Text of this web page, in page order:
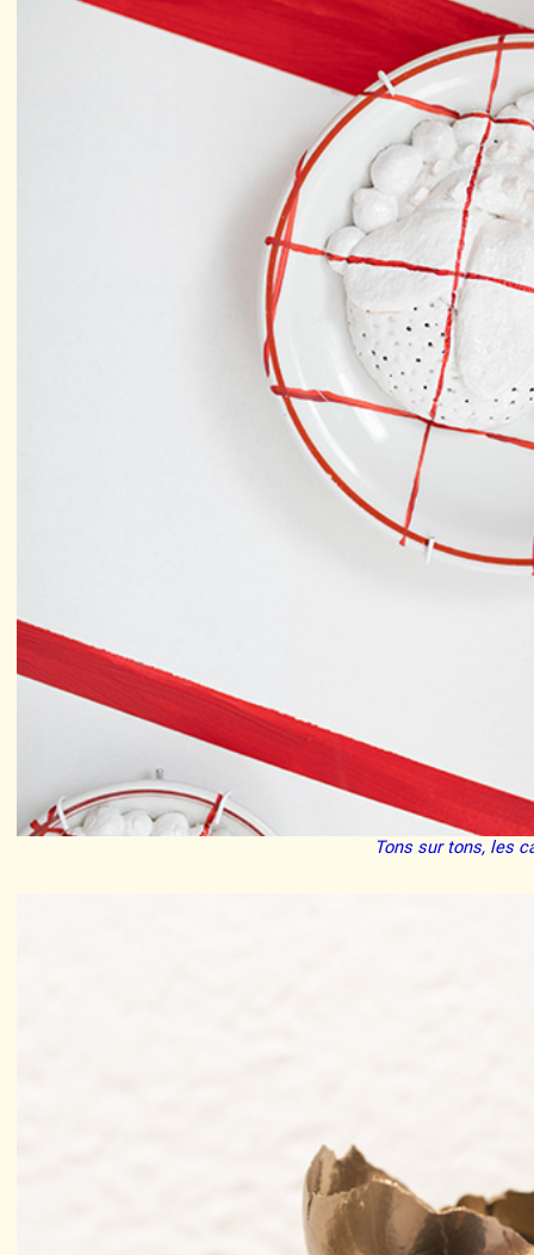
Tons sur tons, les